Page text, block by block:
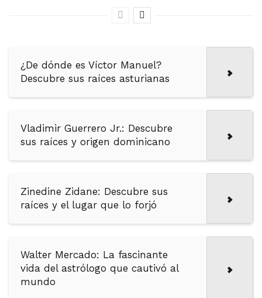
¿De dónde es Víctor Manuel?
Descubre sus raíces asturianas
Vladimir Guerrero Jr.: Descubre
sus raíces y origen dominicano
Zinedine Zidane: Descubre sus
raíces y el lugar que lo forjó
Walter Mercado: La fascinante
vida del astrólogo que cautivó al
mundo